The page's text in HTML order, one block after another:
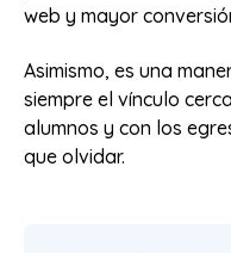
web y mayor
Asimismo, es una
siempre el vínculo
alumnos y con los
que olvidar.